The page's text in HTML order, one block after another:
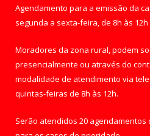
Agendamento para a emissão da
segunda a sexta-feira, de 8h às
Moradores da zona rural, podem
presencialmente ou através do
modalidade de atendimento via
quintas-feiras de 8h às 12h.
Serão atendidos 20